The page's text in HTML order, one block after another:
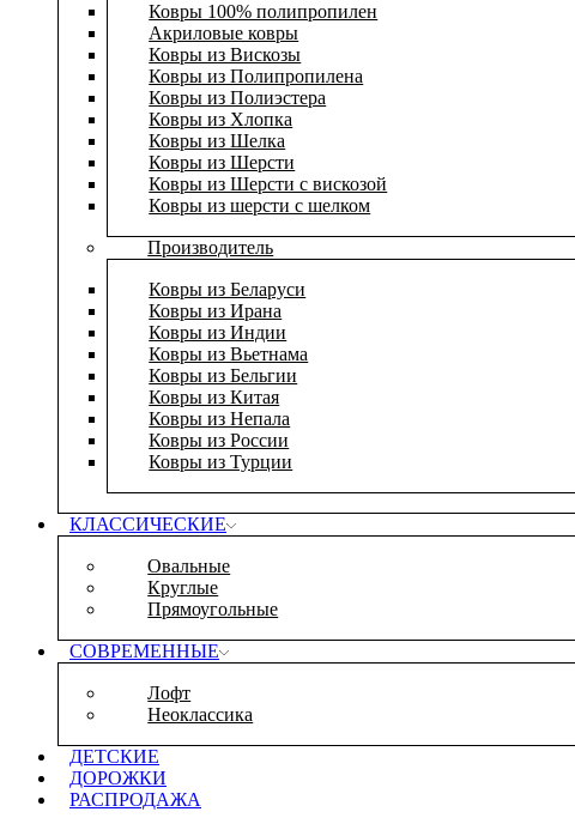
Ковры 100% полипропилен
Акриловые ковры
Ковры из Вискозы
Ковры из Полипропилена
Ковры из Полиэстера
Ковры из Хлопка
Ковры из Шелка
Ковры из Шерсти
Ковры из Шерсти с вискозой
Ковры из шерсти с шелком
Производитель
Ковры из Беларуси
Ковры из Ирана
Ковры из Индии
Ковры из Вьетнама
Ковры из Бельгии
Ковры из Китая
Ковры из Непала
Ковры из России
Ковры из Турции
КЛАССИЧЕСКИЕ
Овальные
Круглые
Прямоугольные
СОВРЕМЕННЫЕ
Лофт
Неоклассика
ДЕТСКИЕ
ДОРОЖКИ
РАСПРОДАЖА